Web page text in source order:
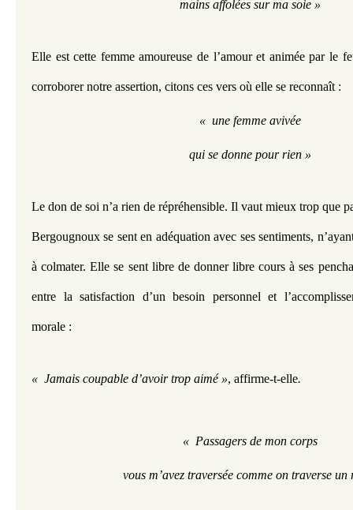
mains affolées sur ma soie »
Elle est cette femme amoureuse de l’amour et animée par le
corroborer notre assertion, citons ces vers où elle se reconnaît :
«  une femme avivée
qui se donne pour rien »
Le don de soi n’a rien de répréhensible. Il vaut mieux trop que
Bergougnoux se sent en adéquation avec ses sentiments,
à colmater. Elle se sent libre de donner libre cours à ses
entre la satisfaction d’un besoin personnel et
morale :
«  Jamais coupable d’avoir trop aimé », affirme-t-elle.
«  Passagers de mon corps
vous m’avez traversée comme on traverse un